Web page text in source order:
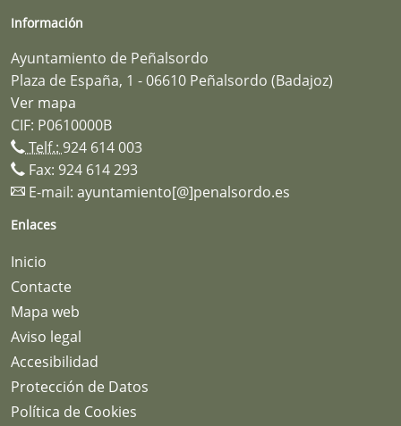
Información
Ayuntamiento de Peñalsordo
Plaza de España, 1 - 06610 Peñalsordo (Badajoz)
Ver mapa
CIF: P0610000B
Telf.: 924 614 003
Fax: 924 614 293
E-mail: ayuntamiento[@]penalsordo.es
Enlaces
Inicio
Contacte
Mapa web
Aviso legal
Accesibilidad
Protección de Datos
Política de Cookies